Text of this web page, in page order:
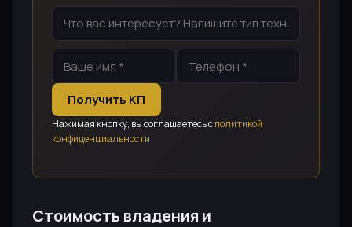
Получить КП
Нажимая кнопку, вы соглашаетесь сполитикой
конфиденциальности
Стоимость владения и